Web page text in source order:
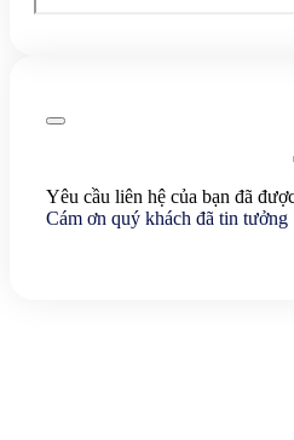
Yêu cầu liên hệ của bạn đã
Cám ơn quý khách đã tin tưởng